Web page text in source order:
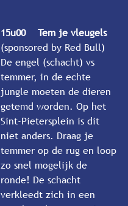
15u00 Tem je vleugels
(sponsored by Red Bull)
De engel (schacht) vs
temmer, in de echte
jungle moeten de dieren
getemd worden. Op het
Sint-Pietersplein is dit
niet anders. Draag je
temmer op de rug en loop
zo snel mogelijk de
ronde! De schacht
verkleedt zich in een